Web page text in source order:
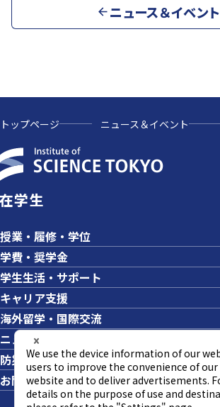
ニュース＆イベント
トップページ ニュース＆イベント
在学生
授業・履修・学位
学費・奨学金
学生生活・サポート
キャリア支援
海外留学・国際交流
ニュース＆イベント
防災・危機管理
お問い合わせ